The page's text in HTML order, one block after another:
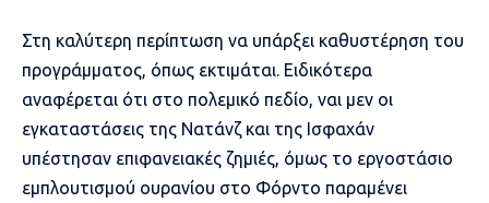
Στη καλύτερη περίπτωση να υπάρξει καθυστέρηση του
προγράμματος, όπως εκτιμάται. Ειδικότερα
αναφέρεται ότι στο πολεμικό πεδίο, ναι μεν οι
εγκαταστάσεις της Νατάνζ και της Ισφαχάν
υπέστησαν επιφανειακές ζημιές, όμως το εργοστάσιο
εμπλουτισμού ουρανίου στο Φόρντο παραμένει